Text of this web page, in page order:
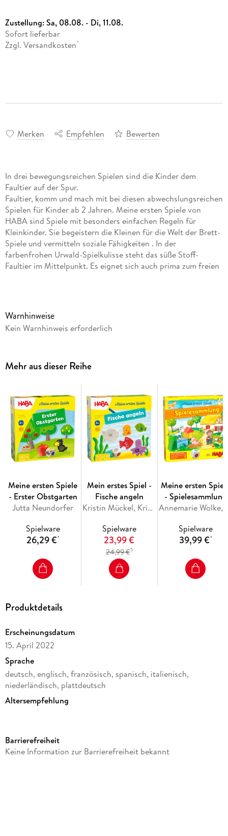
Zustellung:Sa, 08.08. - Di, 11.08.
Sofort lieferbar
Zzgl. Versandkosten *
Merken Empfehlen Bewerten
In drei bewegungsreichen Spielen sind die Kinder dem
Faultier auf der Spur.
Faultier, komm und mach mit bei diesen abwechslungsreichen
Spielen für Kinder ab 2 Jahren. Meine ersten Spiele von
HABA sind Spiele mit besonders einfachen Regeln für
Kleinkinder. Sie begeistern die Kleinen für die Welt der Brett-
Spiele und vermitteln soziale Fähigkeiten . In der
farbenfrohen Urwald-Spielkulisse steht das süße Stoff-
Faultier im Mittelpunkt. Es eignet sich auch prima zum freien
Warnhinweise
Kein Warnhinweis erforderlich
Mehr aus dieser Reihe
Meine ersten Spiele
- Erster Obstgarten
Jutta Neundorfer
Spielware
26,29 €*
Mein erstes Spiel -
Fische angeln
Kristin Mückel, Kristin Dittmann
Spielware
23,99 €
24,99 €5
Meine ersten
- Spielesammlung
Spielware
39,99 €*
Produktdetails
Erscheinungsdatum
15. April 2022
Sprache
deutsch, englisch, französisch, spanisch, italienisch,
niederländisch, plattdeutsch
Altersempfehlung
Meine ersten Spiele (HABA)
Herausgegeben von
Barrierefreiheit
Keine Information zur Barrierefreiheit bekannt